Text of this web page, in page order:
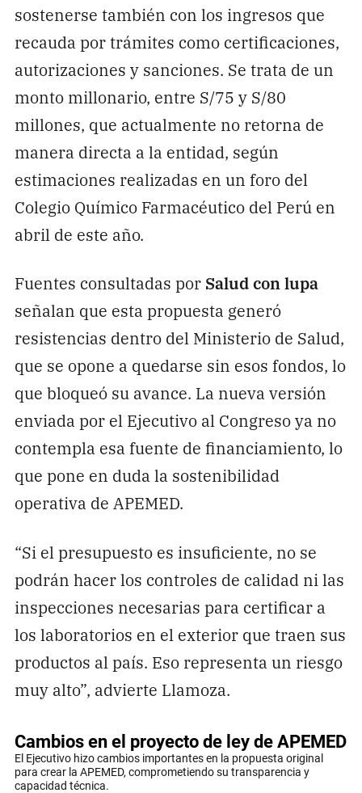
sostenerse también con los ingresos que
recauda por trámites como certificaciones,
autorizaciones y sanciones. Se trata de un
monto millonario, entre S/75 y S/80
millones, que actualmente no retorna de
manera directa a la entidad, según
estimaciones realizadas en un foro del
Colegio Químico Farmacéutico del Perú en
abril de este año.
Fuentes consultadas porSalud con lupa
señalan que esta propuesta generó
resistencias dentro del Ministerio de Salud,
que se opone a quedarse sin esos fondos, lo
que bloqueó su avance. La nueva versión
enviada por el Ejecutivo al Congreso ya no
contempla esa fuente de financiamiento, lo
que pone en duda la sostenibilidad
operativa de APEMED.
“Si el presupuesto es insuficiente, no se
podrán hacer los controles de calidad ni las
inspecciones necesarias para certificar a
los laboratorios en el exterior que traen sus
productos al país. Eso representa un riesgo
muy alto”, advierte Llamoza.